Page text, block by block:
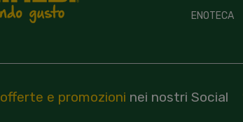
ENOTECA
offerte e promozioni nei nostri Social